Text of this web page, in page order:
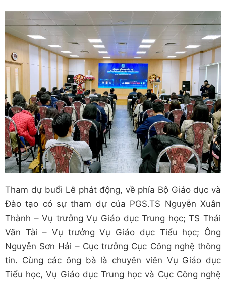
Tham dự buổi Lễ phát động, về phía Bộ Giáo dục và
Đào tạo có sự tham dự của PGS.TS Nguyễn Xuân
Thành – Vụ trưởng Vụ Giáo dục Trung học; TS Thái
Văn Tài – Vụ trưởng Vụ Giáo dục Tiểu học; Ông
Nguyễn Sơn Hải – Cục trưởng Cục Công nghệ thông
tin. Cùng các ông bà là chuyên viên Vụ Giáo dục
Tiểu học, Vụ Giáo dục Trung học và Cục Công nghệ